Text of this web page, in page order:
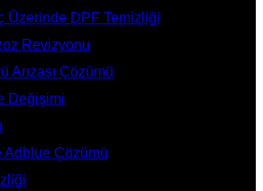
Üzerinde DPF Temizliği
Revizyonu
Arızası Çözümü
Değişimi
Adblue Çözümü